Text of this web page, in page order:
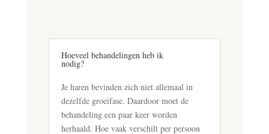
Hoeveel behandelingen heb ik
nodig?
Je haren bevinden zich niet allemaal in
dezelfde groeifase. Daardoor moet de
behandeling een paar keer worden
herhaald. Hoe vaak verschilt per persoon